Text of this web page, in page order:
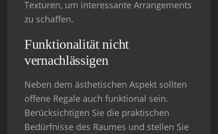
Texturen, um interessante Arrangements
zu schaffen.
Funktionalität nicht
vernachlässigen
Neben dem ästhetischen Aspekt sollten
offene Regale auch funktional sein.
Berücksichtigen Sie die praktischen
Bedürfnisse des Raumes und stellen Sie